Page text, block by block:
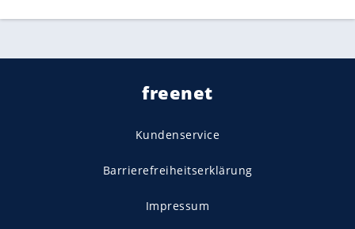
freenet
Kundenservice
Barrierefreiheitserklärung
Impressum